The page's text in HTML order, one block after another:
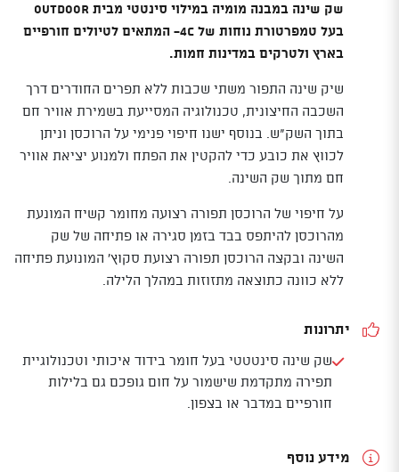
שק שינה במבנה מומיה במילוי סינטטי מבית Outdoor
בעל טמפרטורת נוחות של 4C- המתאים לטיולים חורפיים
בארץ ולטרקים במדינות חמות.
שיק שינה התפור משתי שכבות ללא תפרים החודרים דרך
השכבה החיצונית, טכנולוגיה המסייעת בשמירת אוויר חם
בתוך השק"ש. בנוסף ישנו חיפוי פנימי על הרוכסן וניתן
לכווץ את כובע כדי להקטין את הפתח ולמנוע יציאת אוויר
חם מתוך שק השינה.
על חיפוי של הרוכסן תפורה רצועה מחומר קשיח המונעת
מהרוכסן להיתפס בבד בזמן סגירה או פתיחה של שק
השינה ובקצה הרוכסן תפורה רצועת סקוץ' המונועת פתיחה
ללא כוונה כתוצאה מתזוזות במהלך הלילה.
יתרונות
שק שינה סינטטטי בעל חומר בידוד איכותי וטכנולוגיית
תפירה מתקדמת שישמור על חום גופכם גם בלילות
חורפיים במדבר או בצפון.
מידע נוסף